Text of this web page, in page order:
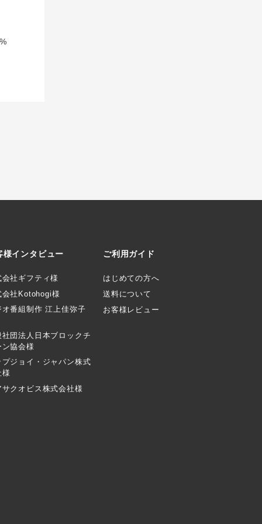
様インタビュー
会社ギフティ様
会社Kotohogi様
オ番組制作 江上佳弥子
社団法人日本ブロックチ
ン協会様
プジョイ・ジャパン株式
様
サクオビス株式会社様
ご利用ガイド
はじめての方へ
送料について
お客様レビュー